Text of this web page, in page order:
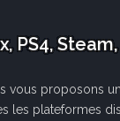
PS4,
vous proposons
les plateformes